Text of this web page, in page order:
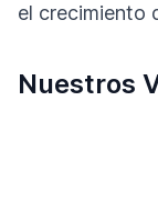
el crecimiento
Nuestros